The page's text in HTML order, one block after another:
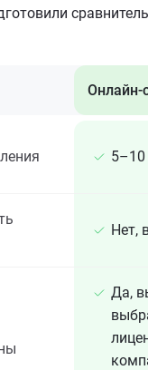
Онлайн-
Нет,
Да,